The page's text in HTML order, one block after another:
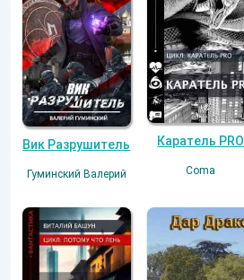
Вик Разрушитель
Гуминский Валерий
Каратель PRO
Coma